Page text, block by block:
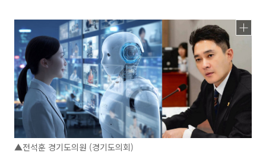
▲전석훈 경기도의원 (경기도의회)